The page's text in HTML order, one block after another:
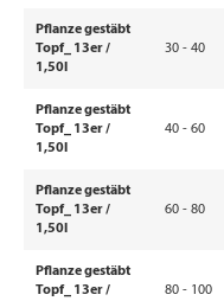
Pflanze gestäbt
Topf_ 13er /
1,50l
30 - 40
Pflanze gestäbt
Topf_ 13er /
1,50l
40 - 60
Pflanze gestäbt
Topf_ 13er /
1,50l
60 - 80
Pflanze gestäbt
Topf_ 13er /
80 - 100